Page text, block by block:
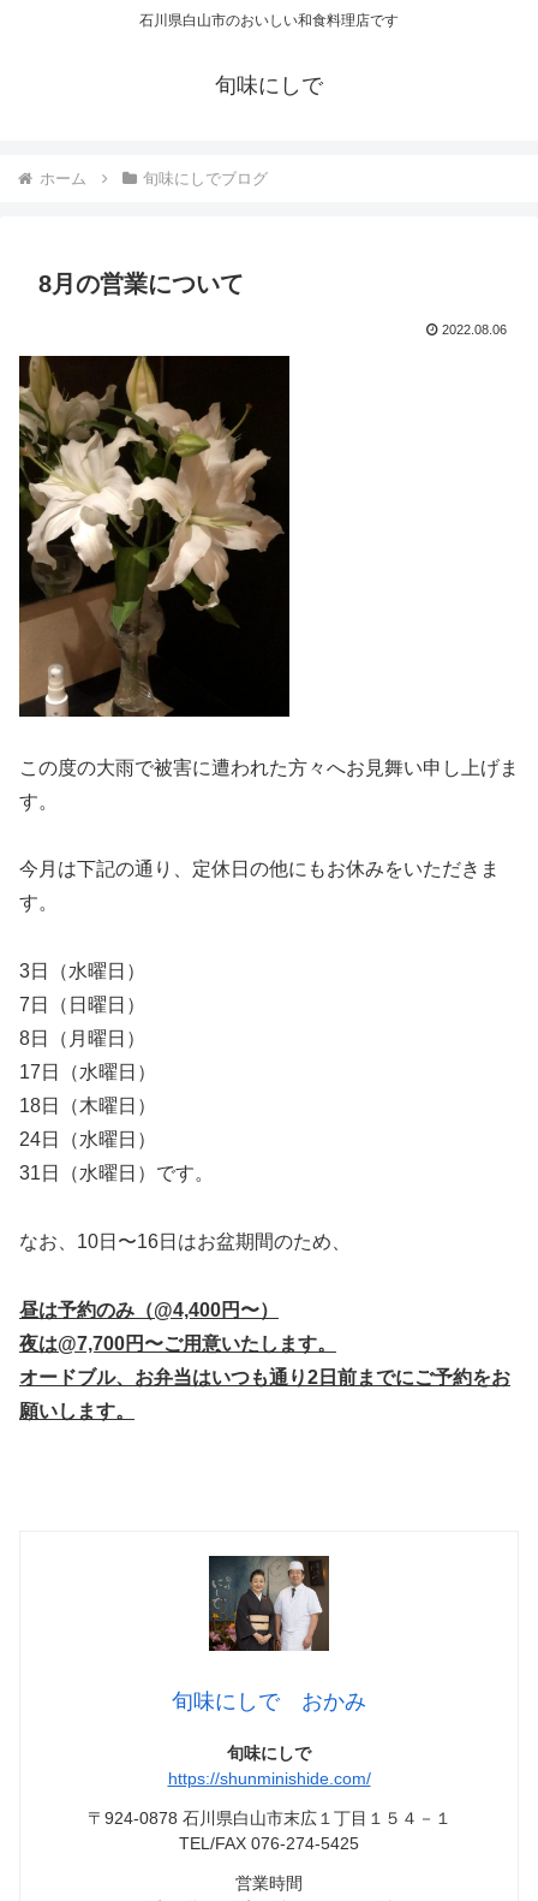
石川県白山市のおいしい和食料理店です
旬味にしで
ホーム 旬味にしでブログ
8月の営業について
2022.08.06
この度の大雨で被害に遭われた方々へお見舞い申し上げま
す。
今月は下記の通り、定休日の他にもお休みをいただきま
す。
3日（水曜日）
7日（日曜日）
8日（月曜日）
17日（水曜日）
18日（木曜日）
24日（水曜日）
31日（水曜日）です。
なお、10日〜16日はお盆期間のため、
昼は予約のみ（@4,400円〜）
夜は@7,700円〜ご用意いたします。
オードブル、お弁当はいつも通り2日前までにご予約をお
願いします。
旬味にしで おかみ
旬味にしで
https://shunminishide.com/
〒924-0878 石川県白山市末広１丁目１５４－１
TEL/FAX 076-274-5425
営業時間